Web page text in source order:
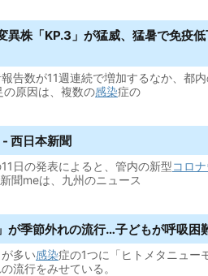
異株「KP.3」が猛威、猛暑で免疫
告数が11週連続で増加するなか、都
原因は、複数の感染症の
西日本新聞
日の発表によると、管内の新型コロ
新聞meは、九州のニュース
」が季節外れの流行…子どもが呼吸困
多い感染症の1つに「ヒトメタニュー
流行をみせている。